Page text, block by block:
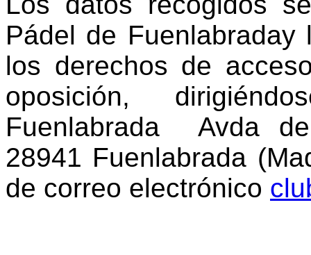
Pádel de
los derechos de
oposición,
Fuenlabrada Avda
28941 Fuenlabrada
de correo electrónico